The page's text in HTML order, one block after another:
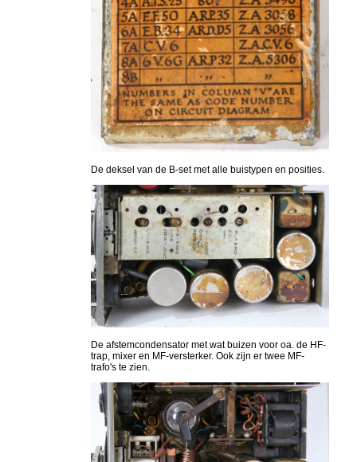
De deksel van de B-set met alle buistypen en posities.
De afstemcondensator met wat buizen voor oa. de HF-
trap, mixer en MF-versterker. Ook zijn er twee MF-
trafo's te zien.